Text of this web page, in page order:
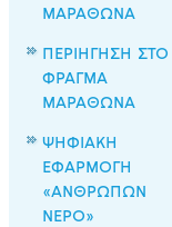
ΜΑΡΑΘΩΝΑ
ΠΕΡΙΗΓΗΣΗ ΣΤΟ
ΦΡΑΓΜΑ
ΜΑΡΑΘΩΝΑ
ΨΗΦΙΑΚΗ
ΕΦΑΡΜΟΓΗ
«ΑΝΘΡΩΠΩΝ
ΝΕΡΟ»